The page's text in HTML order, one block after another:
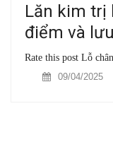
Lăn kim trị
điểm và
Rate this post Lỗ
09/04/2025